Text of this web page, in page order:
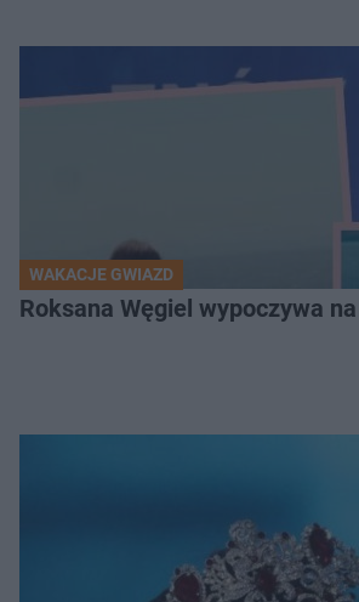
WAKACJE GWIAZD
Roksana Węgiel wypoczywa